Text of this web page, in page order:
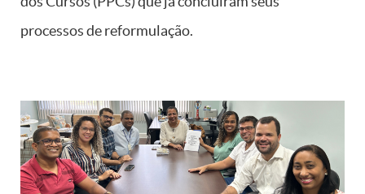
processos de reformulação.